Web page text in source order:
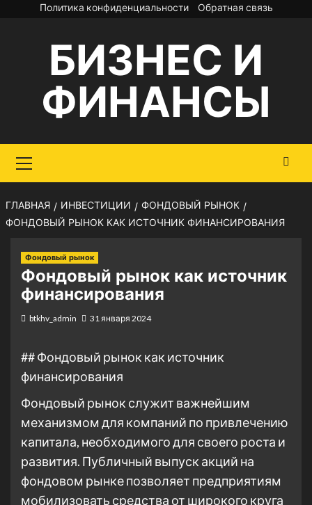
Перейти
содержимому
Политика конфиденциальности Обратная связь
БИЗНЕС И
ФИНАНСЫ
меню
ГЛАВНАЯ ИНВЕСТИЦИИ
ФОНДОВЫЙ РЫНОК
ФОНДОВЫЙ РЫНОК КАК ИСТОЧНИК ФИНАНСИРОВАНИЯ
Фондовый рынок
Фондовый рынок как источник
финансирования
btkhv_admin 31 января 2024
## Фондовый рынок как источник
финансирования
Фондовый рынок служит важнейшим
механизмом для компаний по привлечению
капитала, необходимого для своего роста и
развития. Публичный выпуск акций на
фондовом рынке позволяет предприятиям
мобилизовать средства от широкого круга